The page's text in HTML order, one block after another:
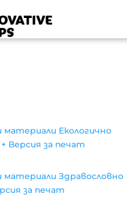
Екологично
Версия за печат
Здравословно
за печат